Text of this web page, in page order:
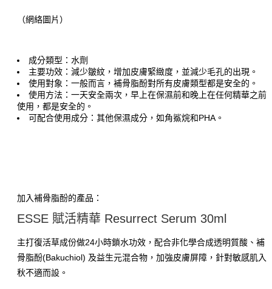
（網絡圖片）
成分類型：水劑
主要功效：減少皺紋，增加皮膚緊緻度，並減少毛孔的出現。
使用對象：一般而言，補骨脂酚對所有皮膚類型都是安全的。
使用方法：一天安全兩次，早上在保濕前和晚上在任何精華之前
使用，都是安全的。
可配合使用成分：其他保濕成分，如角鯊烷和PHA。
加入補骨脂酚的產品：
ESSE 賦活精華 Resurrect Serum 30ml
主打復活草成份做24小時鎖水功效，配合非化學合成透明質酸、補
骨脂酚(Bakuchiol) 及益生元混合物，加強皮膚屏障，針對敏感肌入
秋不適而設。